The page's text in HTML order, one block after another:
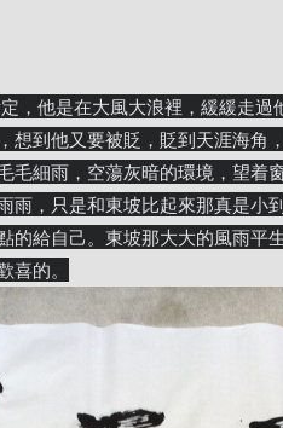
想到他又要被貶，貶到天涯海角
毛細雨，空蕩灰暗的環境，望着
雨，只是和東坡比起來那真是小
的給自己。東坡那大大的風雨平
的。